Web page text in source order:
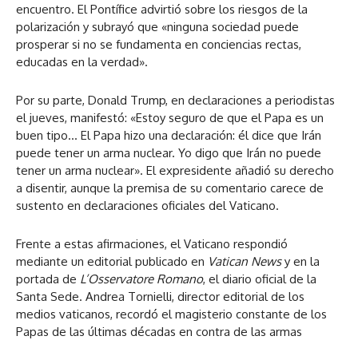
encuentro. El Pontífice advirtió sobre los riesgos de la
polarización y subrayó que «ninguna sociedad puede
prosperar si no se fundamenta en conciencias rectas,
educadas en la verdad».
Por su parte, Donald Trump, en declaraciones a periodistas
el jueves, manifestó: «Estoy seguro de que el Papa es un
buen tipo… El Papa hizo una declaración: él dice que Irán
puede tener un arma nuclear. Yo digo que Irán no puede
tener un arma nuclear». El expresidente añadió su derecho
a disentir, aunque la premisa de su comentario carece de
sustento en declaraciones oficiales del Vaticano.
Frente a estas afirmaciones, el Vaticano respondió
mediante un editorial publicado en Vatican Newsy en la
portada de L’Osservatore Romano, el diario oficial de la
Santa Sede. Andrea Tornielli, director editorial de los
medios vaticanos, recordó el magisterio constante de los
Papas de las últimas décadas en contra de las armas